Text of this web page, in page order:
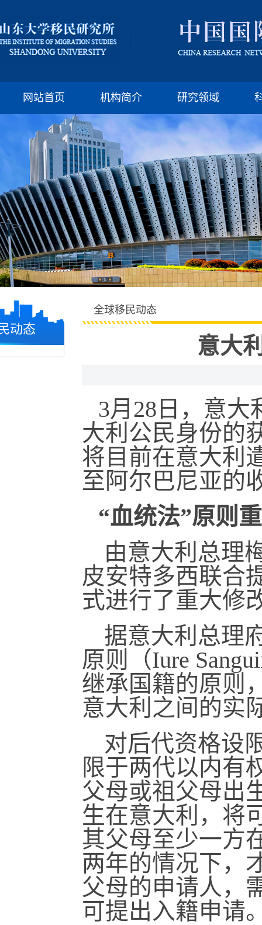
网站首页 机构简介 研究领域
动态
全球移民动态
意大
3月28日，意
大利公民身份的
将目前在意大利
至阿尔巴尼亚的
“血统法”原则
由意大利总理
皮安特多西联合
式进行了重大修
据意大利总理
原则（Iure
继承国籍的原则
意大利之间的实
对后代资格设
限于两代以内有
父母或祖父母出
生在意大利，将
其父母至少一方
两年的情况下，
父母的申请人，
可提出入籍申请
版权所有：山东
邮编:250100 电话